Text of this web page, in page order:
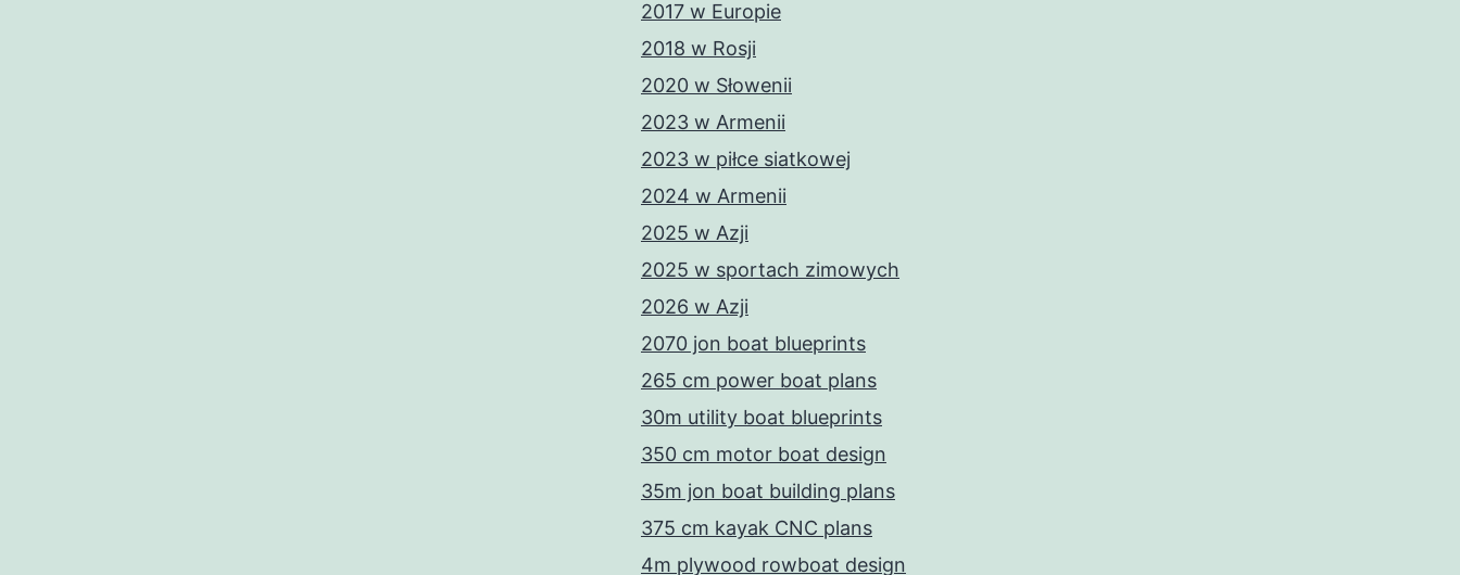
2017 w Europie
2018 w Rosji
2020 w Słowenii
2023 w Armenii
2023 w piłce siatkowej
2024 w Armenii
2025 w Azji
2025 w sportach zimowych
2026 w Azji
2070 jon boat blueprints
265 cm power boat plans
30m utility boat blueprints
350 cm motor boat design
35m jon boat building plans
375 cm kayak CNC plans
4m plywood rowboat design